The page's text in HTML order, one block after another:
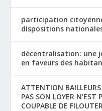
participation
dispositions
décentralisation: une
en faveurs des
ATTENTION
PAS SON LOYER
COUPABLE DE